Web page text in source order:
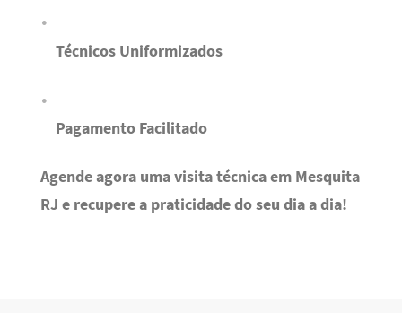
Técnicos Uniformizados
Pagamento Facilitado
Agende agora uma visita técnica em Mesquita
RJ e recupere a praticidade do seu dia a dia!